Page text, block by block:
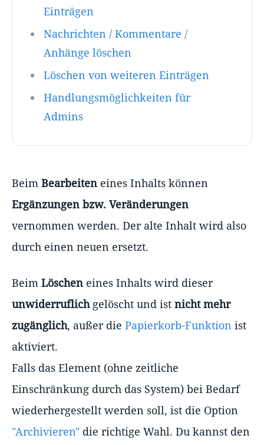
Einträgen
Nachrichten / Kommentare /
Anhänge löschen
Löschen von weiteren Einträgen
Handlungsmöglichkeiten für
Admins
Beim Bearbeiten eines Inhalts können
Ergänzungen bzw. Veränderungen
vernommen werden. Der alte Inhalt wird also
durch einen neuen ersetzt.
Beim Löschen eines Inhalts wird dieser
unwiderruflichgelöscht und ist nicht mehr
zugänglich, außer die Papierkorb-Funktion ist
aktiviert.
Falls das Element (ohne zeitliche
Einschränkung durch das System) bei Bedarf
wiederhergestellt werden soll, ist die Option
"Archivieren" die richtige Wahl. Du kannst den